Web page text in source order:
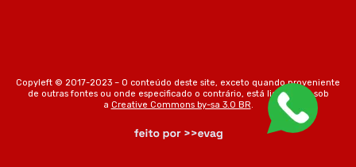
Copyleft © 2017-2023 – O conteúdo deste site, exceto quando proveniente
de outras fontes ou onde especificado o contrário, está licenciado sob
a Creative Commons by-sa 3.0 BR.